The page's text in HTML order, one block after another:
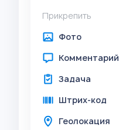
Прикрепить
Фото
Комментарий
Задача
Штрих-код
Геолокация